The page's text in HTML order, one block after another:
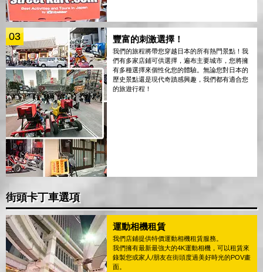
03 豐富的刺激選擇！
我們的旅程將帶您穿越日本的所有熱門景點！我
們有多家店鋪可供選擇，遍布主要城市，您將擁
有多種選擇來個性化您的體驗。無論您對日本的
歷史景點還是現代奇蹟感興趣，我們都有適合您
的旅遊行程！
街頭卡丁車選項
運動相機租賃
我們店鋪提供特價運動相機租賃服務。
我們擁有最新最強大的4K運動相機，可以租賃來
錄製您或家人/朋友在街頭度過美好時光的POV畫
面。